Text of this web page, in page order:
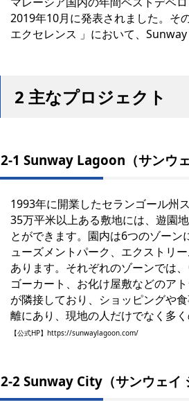
2019年10月に発表されました。そ
エクセレンス 」において、
2 主なプロジェクト
2-1 Sunway Lagoon（サンウェ
1993年に開業したセランゴール州
35万平米以上ある敷地には、遊園
とができます。園内は6つのゾー
ューズメントパーク、エクストリ
あります。それぞれのゾーンでは
ゴーカート、お化け屋敷などのア
が隣接しており、ショッピングや
離にあり、現地の人だけでなく多
【公式HP】 https://sunwaylagoon.com/
2-2 Sunway City（サンウェイ